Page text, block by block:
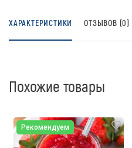
ХАРАКТЕРИСТИКИ ОТЗЫВОВ (0)
Похожие товары
Рекомендуем